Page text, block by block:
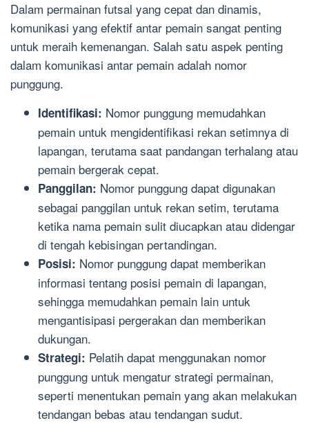
Dalam permainan futsal yang cepat dan dinamis,
komunikasi yang efektif antar pemain sangat penting
untuk meraih kemenangan. Salah satu aspek penting
dalam komunikasi antar pemain adalah nomor
punggung.
Identifikasi: Nomor punggung memudahkan
pemain untuk mengidentifikasi rekan setimnya di
lapangan, terutama saat pandangan terhalang atau
pemain bergerak cepat.
Panggilan: Nomor punggung dapat digunakan
sebagai panggilan untuk rekan setim, terutama
ketika nama pemain sulit diucapkan atau didengar
di tengah kebisingan pertandingan.
Posisi: Nomor punggung dapat memberikan
informasi tentang posisi pemain di lapangan,
sehingga memudahkan pemain lain untuk
mengantisipasi pergerakan dan memberikan
dukungan.
Strategi: Pelatih dapat menggunakan nomor
punggung untuk mengatur strategi permainan,
seperti menentukan pemain yang akan melakukan
tendangan bebas atau tendangan sudut.